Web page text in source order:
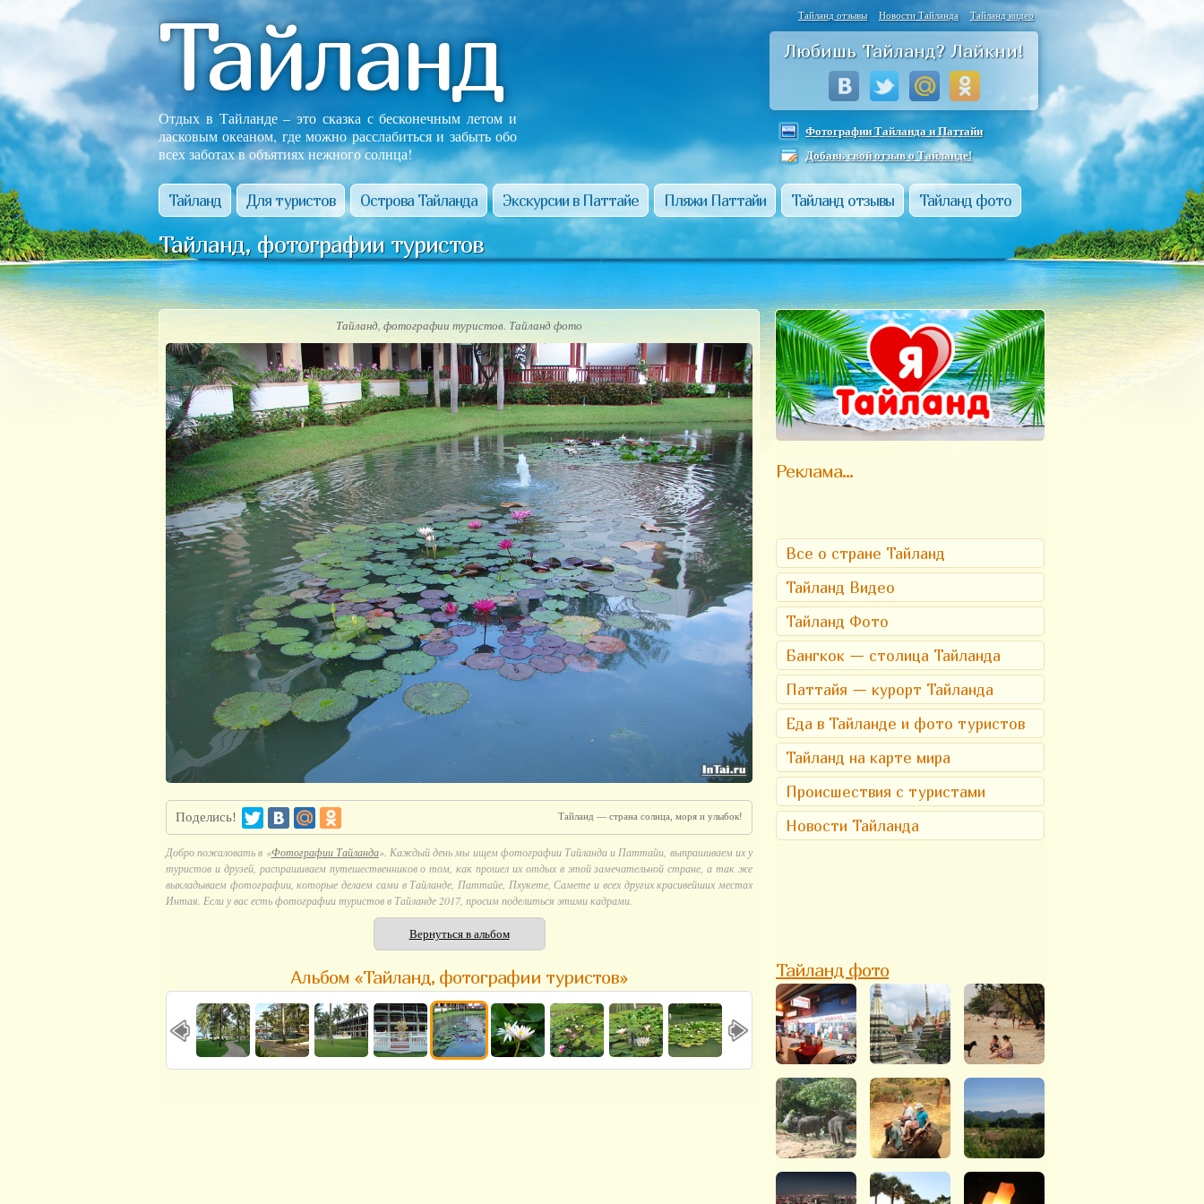
Тайланд
Отдых в Тайланде – это сказка с бесконечным летом и
ласковым океаном, где можно расслабиться и забыть обо
всех заботах в объятиях нежного солнца!
Тайланд отзывы Новости Тайланда Тайланд видео
Любишь Тайланд? Лайкни!
Фотографии Тайланда и Паттайи
Добавь свой отзыв о Тайланде!
Тайланд Для туристов Острова Тайланда Экскурсии в Паттайе Пляжи Паттайи Тайланд отзывы Тайланд фото
Тайланд, фотографии туристов
Тайланд, фотографии туристов. Тайланд фото
Поделись! Тайланд — страна солнца, моря и улыбок!
Добро пожаловать в «Фотографии Тайланда». Каждый день мы ищем фотографии Тайланда и Паттайи, выпрашиваем их у
туристов и друзей, распрашиваем путешественников о том, как прошел их отдых в этой замечательной стране, а так же
выкладываем фотографии, которые делаем сами в Тайланде, Паттайе, Пхукете, Самете и всех других красивейших местах
Интая. Если у вас есть фотографии туристов в Тайланде 2017, просим поделиться этими кадрами.
Вернуться в альбом
Альбом «Тайланд, фотографии туристов»
Реклама...
Все о стране Тайланд
Тайланд Видео
Тайланд Фото
Бангкок — столица Тайланда
Паттайя — курорт Тайланда
Еда в Тайланде и фото туристов
Тайланд на карте мира
Происшествия с туристами
Новости Тайланда
Тайланд фото